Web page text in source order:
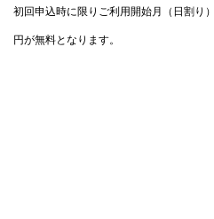
初回申込時に限りご利用開始月（日割り
円が無料となります。